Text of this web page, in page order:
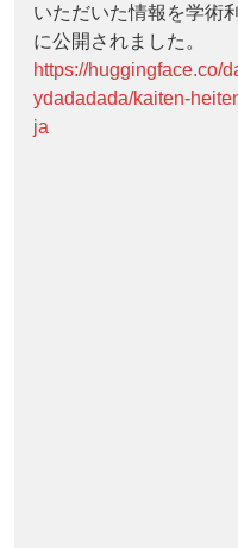
いただいた情報を学術
に公開されました。
https://huggingface.co/
ydadadada/kaiten-
ja